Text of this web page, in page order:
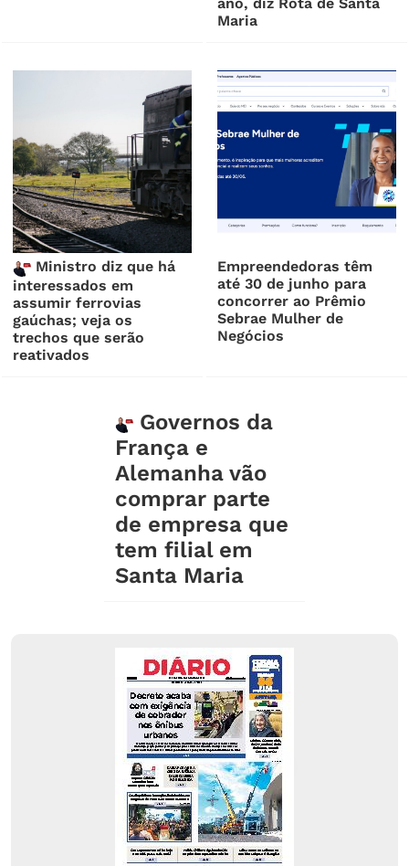
Maria
Ministro diz que há
interessados em
assumir ferrovias
gaúchas; veja os
trechos que serão
reativados
Empreendedoras têm
até 30 de junho para
concorrer ao Prêmio
Sebrae Mulher de
Negócios
Governos da
França e
Alemanha vão
comprar parte
de empresa que
tem filial em
Santa Maria